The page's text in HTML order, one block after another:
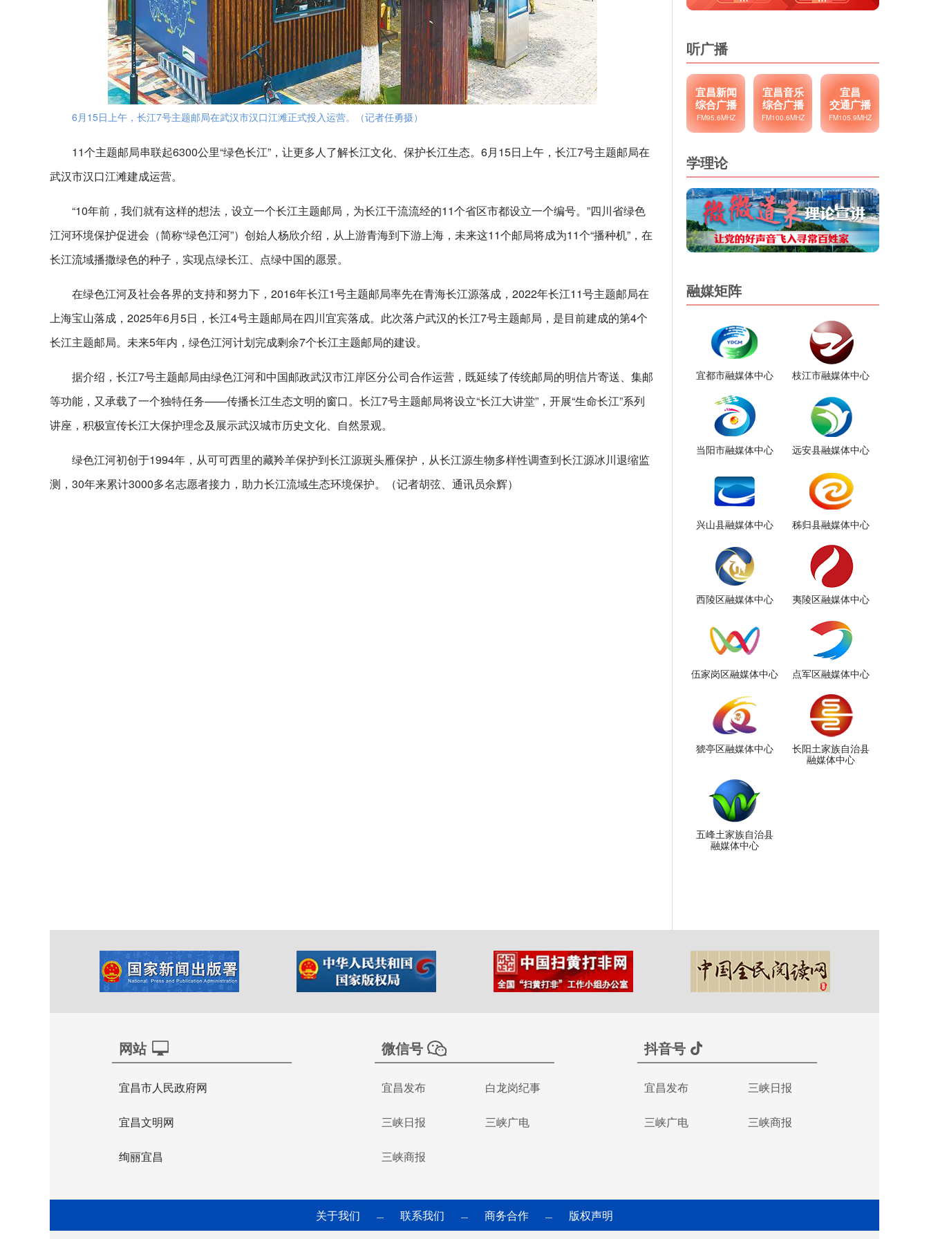
6月15日上午，长江7号主题邮局在武汉市汉口江滩正式投入运营。（记者任勇摄）
11个主题邮局串联起6300公里“绿色长江”，让更多人了解长江文化、保护长江生态。6月15日上午，长江7号主题邮局在
武汉市汉口江滩建成运营。
“10年前，我们就有这样的想法，设立一个长江主题邮局，为长江干流流经的11个省区市都设立一个编号。”四川省绿色
江河环境保护促进会（简称“绿色江河”）创始人杨欣介绍，从上游青海到下游上海，未来这11个邮局将成为11个“播种机”，在
长江流域播撒绿色的种子，实现点绿长江、点绿中国的愿景。
在绿色江河及社会各界的支持和努力下，2016年长江1号主题邮局率先在青海长江源落成，2022年长江11号主题邮局在
上海宝山落成，2025年6月5日，长江4号主题邮局在四川宜宾落成。此次落户武汉的长江7号主题邮局，是目前建成的第4个
长江主题邮局。未来5年内，绿色江河计划完成剩余7个长江主题邮局的建设。
据介绍，长江7号主题邮局由绿色江河和中国邮政武汉市江岸区分公司合作运营，既延续了传统邮局的明信片寄送、集邮
等功能，又承载了一个独特任务——传播长江生态文明的窗口。长江7号主题邮局将设立“长江大讲堂”，开展“生命长江”系列
讲座，积极宣传长江大保护理念及展示武汉城市历史文化、自然景观。
绿色江河初创于1994年，从可可西里的藏羚羊保护到长江源斑头雁保护，从长江源生物多样性调查到长江源冰川退缩监
测，30年来累计3000多名志愿者接力，助力长江流域生态环境保护。（记者胡弦、通讯员佘辉）
听广播
宜昌新闻
综合广播
FM95.6MHZ
宜昌音乐
综合广播
FM100.6MHZ
宜昌
交通广播
FM105.9MHZ
学理论
融媒矩阵
宜都市融媒体中心 枝江市融媒体中心
当阳市融媒体中心 远安县融媒体中心
兴山县融媒体中心 秭归县融媒体中心
西陵区融媒体中心 夷陵区融媒体中心
伍家岗区融媒体中心 点军区融媒体中心
猇亭区融媒体中心
长阳土家族自治县
融媒体中心
五峰土家族自治县
融媒体中心
网站
宜昌市人民政府网
宜昌文明网
绚丽宜昌
微信号
宜昌发布 白龙岗纪事
三峡日报 三峡广电
三峡商报
抖音号
宜昌发布 三峡日报
三峡广电 三峡商报
关于我们 — 联系我们 — 商务合作 — 版权声明